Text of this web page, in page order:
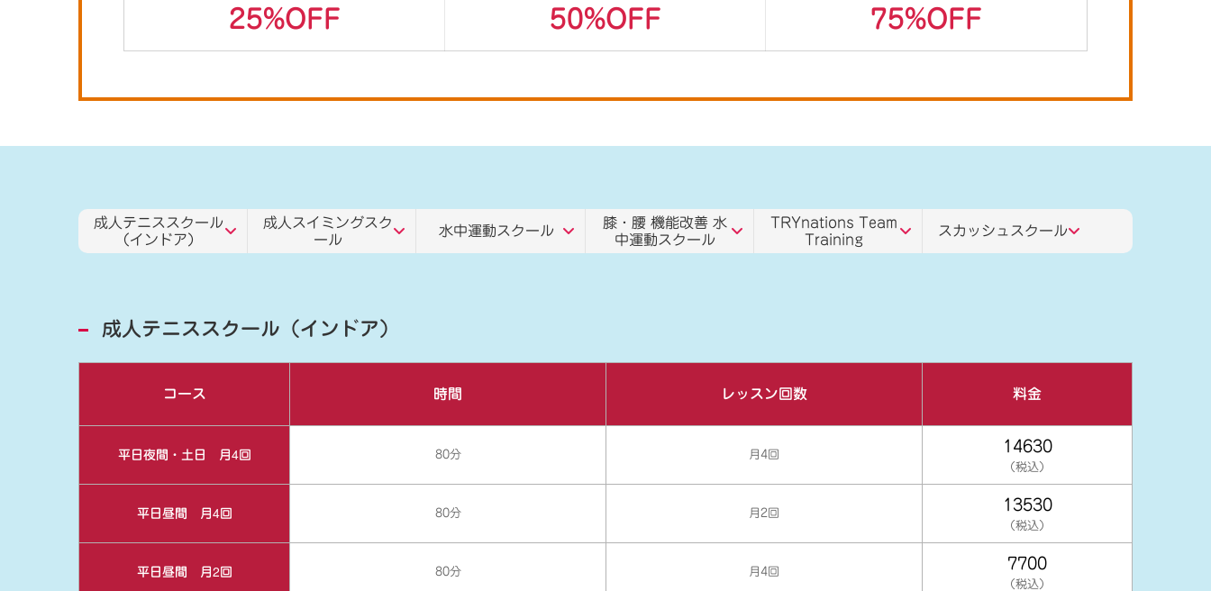
25%OFF 50%OFF 75%OFF
成人テニススクール
（インドア）
成人スイミングスク
ール
水中運動スクール
膝・腰 機能改善 水
中運動スクール
TRYnations Team
Training
スカッシュスクール
成人テニススクール（インドア）
コース 時間 レッスン回数 料金
平日夜間・土日 月4回 80分 月4回
14630
（税込）
平日昼間 月4回 80分 月2回
13530
（税込）
平日昼間 月2回 80分 月4回
7700
（税込）